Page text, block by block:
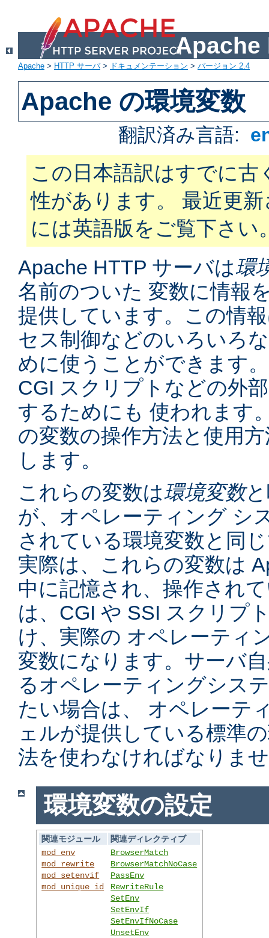
Apache
Apache > HTTP サーバ> ドキュメンテーション > バージョン 2.4
Apache の環境変数
翻訳済み言語:
この日本語訳はすでに古
性があります。 最近更
には英語版をご覧下さい
Apache HTTP サーバは環
名前のついた 変数に情報
提供しています。この情
セス制御などのいろいろ
めに使うことができます
CGI スクリプトなどの外
するためにも 使われます
の変数の操作方法と使用
します。
これらの変数は環境変数
が、オペレーティング シ
されている環境変数と同
実際は、これらの変数は
中に記憶され、操作され
は、CGI や SSI スクリプ
け、実際の オペレーティ
変数になります。サーバ
るオペレーティングシス
たい場合は、 オペレーテ
ェルが提供している標準
法を使わなければなりま
環境変数の設定
関連モジュール
関連ディレクティブ
mod_env
mod_rewrite
mod_setenvif
mod_unique_id
BrowserMatch
BrowserMatchNoCase
PassEnv
RewriteRule
SetEnv
SetEnvIf
SetEnvIfNoCase
UnsetEnv